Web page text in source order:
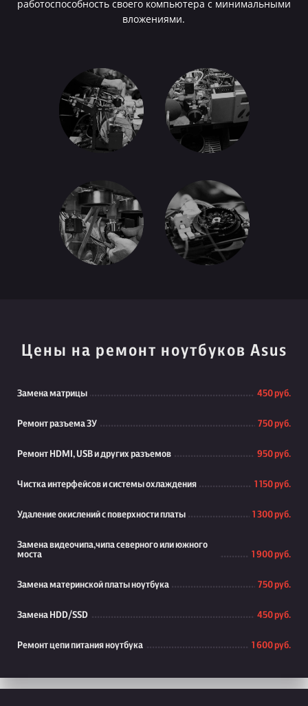
работоспособность своего компьютера с минимальными
вложениями.
Цены на ремонт ноутбуков Asus
Замена матрицы 450 руб.
Ремонт разъема ЗУ 750 руб.
Ремонт HDMI, USB и других разъемов 950 руб.
Чистка интерфейсов и системы охлаждения 1 150 руб.
Удаление окислений с поверхности платы 1 300 руб.
Замена видеочипа,чипа северного или южного
моста
1 900 руб.
Замена материнской платы ноутбука 750 руб.
Замена HDD/SSD 450 руб.
Ремонт цепи питания ноутбука 1 600 руб.